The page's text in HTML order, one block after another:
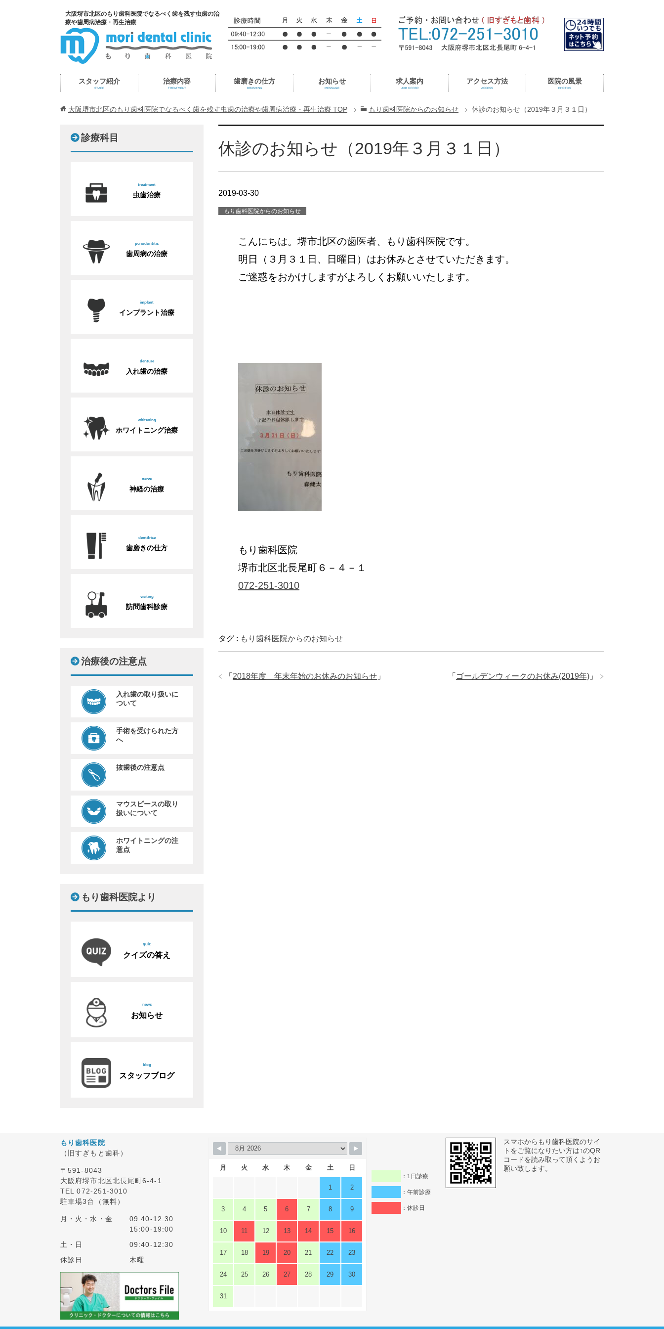
大阪堺市北区のもり歯科医院でなるべく歯を残す虫歯の治
療や歯周病治療・再生治療
スタッフ紹介
STAFF
治療内容
TREATMENT
歯磨きの仕方
BRUSHING
お知らせ
MESSAGE
求人案内
JOB OFFER
アクセス方法
ACCESS
医院の風景
PHOTOS
大阪堺市北区のもり歯科医院でなるべく歯を残す虫歯の治療や歯周病治療・再生治療 TOP もり歯科医院からのお知らせ 休診のお知らせ（2019年３月３１日）
休診のお知らせ（2019年３月３１日）
2019-03-30
もり歯科医院からのお知らせ
こんにちは。堺市北区の歯医者、もり歯科医院です。
明日（３月３１日、日曜日）はお休みとさせていただきます。
ご迷惑をおかけしますがよろしくお願いいたします。
もり歯科医院
堺市北区北長尾町６－４－１
072-251-3010
タグ : もり歯科医院からのお知らせ
「 ゴールデンウィークのお休み(2019年) 」
「 2018年度 年末年始のお休みのお知らせ 」
診療科目
treatment
虫歯治療
periodontitis
歯周病の治療
implant
インプラント治療
denture
入れ歯の治療
whitening
ホワイトニング治療
nerve
神経の治療
dentifrice
歯磨きの仕方
visiting
訪問歯科診療
治療後の注意点
入れ歯の取り扱いに
ついて
手術を受けられた方
へ
抜歯後の注意点
マウスピースの取り
扱いについて
ホワイトニングの注
意点
もり歯科医院より
quiz
クイズの答え
news
お知らせ
blog
スタッフブログ
もり歯科医院
（旧すぎもと歯科）
〒591-8043
大阪府堺市北区北長尾町6-4-1
TEL 072-251-3010
駐車場3台（無料）
月・火・水・金
09:40-12:30
15:00-19:00
土・日
09:40-12:30
休診日
木曜
月 火 水 木 金 土 日
1 2
3 4 5 6 7 8 9
10 11 12 13 14 15 16
17 18 19 20 21 22 23
24 25 26 27 28 29 30
31
：1日診療
：午前診療
：休診日
スマホからもり歯科医院のサイ
トをご覧になりたい方は↑のQR
コードを読み取って頂くようお
願い致します。